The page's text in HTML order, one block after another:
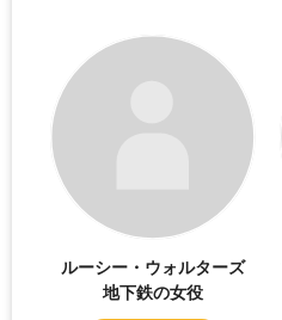
ルーシー・ウォルターズ
地下鉄の女役